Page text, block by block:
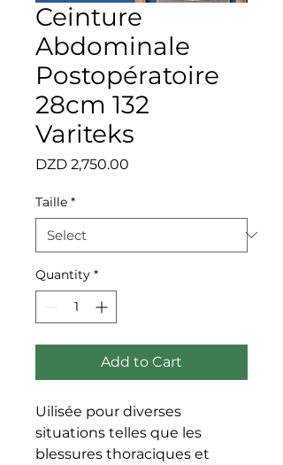
Ceinture
Abdominale
Postopératoire
28cm 132
Variteks
DZD 2,750.00
Taille *
Quantity *
Add to Cart
Uilisée pour diverses
situations telles que les
blessures thoraciques et